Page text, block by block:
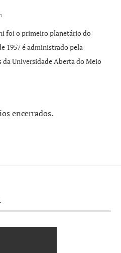
foi o primeiro planetário do
1957 é administrado pela
da Universidade Aberta do Meio
encerrados.